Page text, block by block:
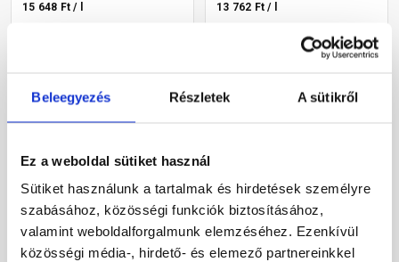
Beleegyezés Részletek A sütikről
Ez a weboldal sütiket használ
Sütiket használunk a tartalmak és hirdetések személyre
szabásához, közösségi funkciók biztosításához,
valamint weboldalforgalmunk elemzéséhez. Ezenkívül
közösségi média-, hirdető- és elemező partnereinkkel
15 648 Ft / l 13 762 Ft / l
Megnézem
Cemix 2802 DekorTOP Cemix 2802 DekorTOP